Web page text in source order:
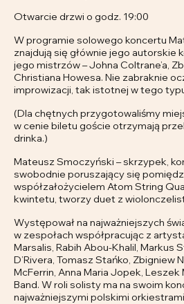
Otwarcie drzwi o godz. 19:00
W programie solowego koncertu
znajdują się głównie jego autorskie
jego mistrzów – Johna Coltrane’a,
Christiana Howesa. Nie zabraknie
improwizacji, tak istotnej w tego
(Dla chętnych przygotowaliśmy
w cenie biletu goście otrzymają
drinka.)
Mateusz Smoczyński – skrzypek,
swobodnie poruszający się
współzałożycielem Atom String
kwintetu, tworzy duet z
Występował na najważniejszych
w zespołach współpracując z
Marsalis, Rabih Abou-Khalil, Markus
D’Rivera, Tomasz Stańko, Zbigniew
McFerrin, Anna Maria Jopek, Leszek
Band. W roli solisty ma na swoim
najważniejszymi polskimi